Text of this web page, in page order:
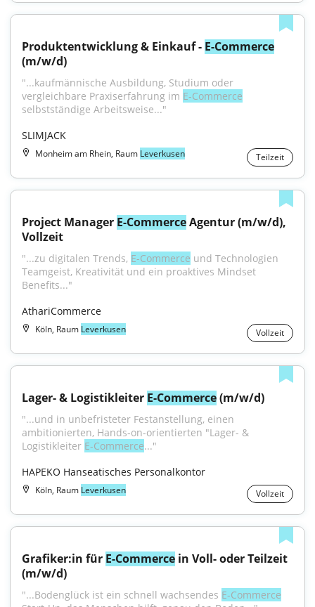
Produktentwicklung & Einkauf - E-Commerce
(m/w/d)
"...kaufmännische Ausbildung, Studium oder
vergleichbare Praxiserfahrung im E-Commerce
selbstständige Arbeitsweise..."
SLIMJACK
Monheim am Rhein, Raum Leverkusen Teilzeit
Project Manager E-Commerce Agentur (m/w/d),
Vollzeit
"...zu digitalen Trends, E-Commerce und Technologien
Teamgeist, Kreativität und ein proaktives Mindset
Benefits..."
AthariCommerce
Köln, Raum Leverkusen Vollzeit
Lager- & Logistikleiter E-Commerce (m/w/d)
"...und in unbefristeter Festanstellung, einen
ambitionierten, Hands-on-orientierten "Lager- &
Logistikleiter E-Commerce..."
HAPEKO Hanseatisches Personalkontor
Köln, Raum Leverkusen Vollzeit
Grafiker:in für E-Commerce in Voll- oder Teilzeit
(m/w/d)
"...Bodenglück ist ein schnell wachsendes E-Commerce